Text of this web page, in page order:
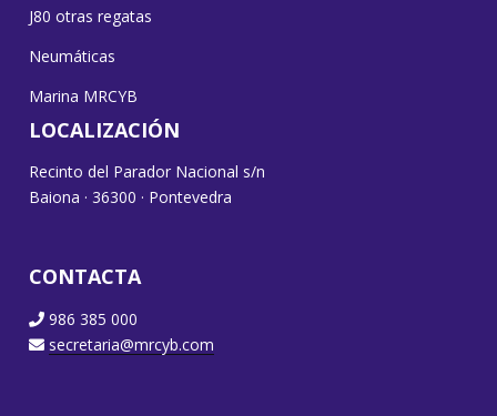
J80 otras regatas
Neumáticas
Marina MRCYB
LOCALIZACIÓN
Recinto del Parador Nacional s/n
Baiona · 36300 · Pontevedra
CONTACTA
986 385 000
secretaria@mrcyb.com